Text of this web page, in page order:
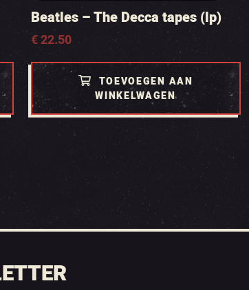
Beatles – The Decca tapes (lp)
€22.50
TOEVOEGEN AAN
WINKELWAGEN